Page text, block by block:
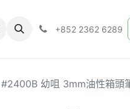
+852 2362 6289
#2400B 幼咀 3mm油性箱頭